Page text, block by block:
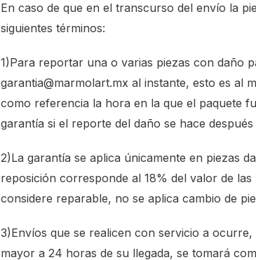
En caso de que en el transcurso del envío la
siguientes términos:
1)Para reportar una o varias piezas con daño
garantia@marmolart.mx al instante, esto es al
como referencia la hora en la que el paquete
garantía si el reporte del daño se hace
2)La garantía se aplica únicamente en piezas
reposición corresponde al 18% del valor de
considere reparable, no se aplica cambio de
3)Envíos que se realicen con servicio a
mayor a 24 horas de su llegada, se tomará